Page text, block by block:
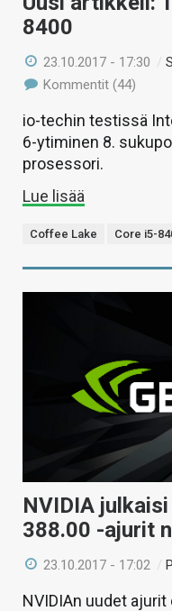
8400
23.10.2017 - 17:30 /
Kommentit (44)
io-techin testissä
6-ytiminen 8.
prosessori.
Lue lisää
Coffee Lake Core i5-
NVIDIA
388.00 -ajurit
23.10.2017 - 17:02 /
NVIDIAn uudet